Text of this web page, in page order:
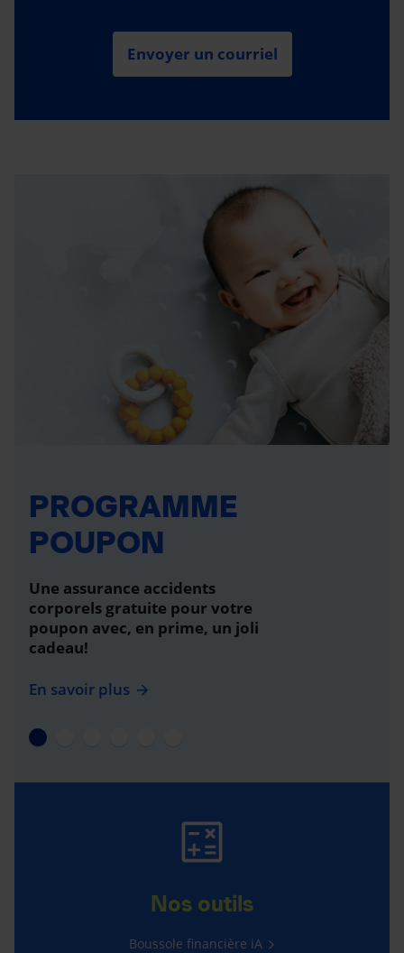
Envoyer un courriel
PROGRAMME
POUPON
Une assurance accidents
corporels gratuite pour votre
poupon avec, en prime, un joli
cadeau!
En savoir plus
Nos outils
Boussole financière iA